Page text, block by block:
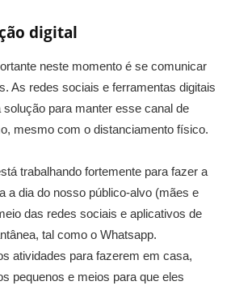
digital
neste momento é se comunicar
As redes sociais e ferramentas digitais
para manter esse canal de
mesmo com o distanciamento físico.
trabalhando fortemente para fazer a
a dia do nosso público-alvo (mães e
das redes sociais e aplicativos de
tal como o Whatsapp.
atividades para fazerem em casa,
pequenos e meios para que eles